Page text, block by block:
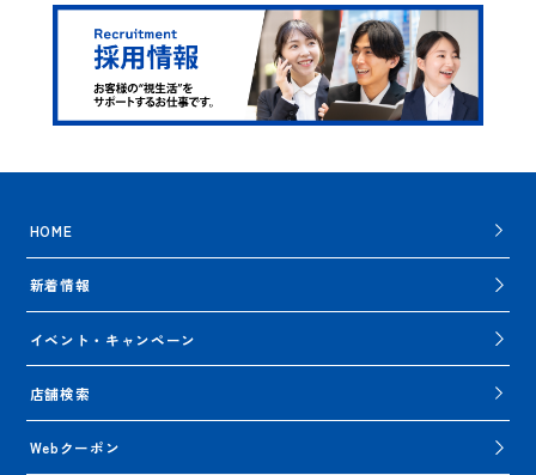
HOME
新着情報
イベント・キャンペーン
店舗検索
Webクーポン